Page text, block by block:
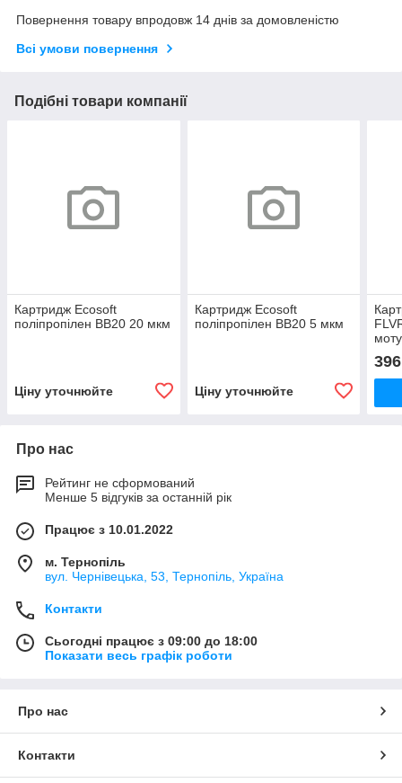
Повернення товару впродовж 14 днів за домовленістю
Всі умови повернення
Подібні товари компанії
Картридж Ecosoft
поліпропілен BB20 20 мкм
Ціну уточнюйте
Картридж Ecosoft
поліпропілен BB20 5 мкм
Ціну уточнюйте
396
Про нас
Рейтинг не сформований
Менше 5 відгуків за останній рік
Працює з 10.01.2022
м. Тернопіль
вул. Чернівецька, 53, Тернопіль, Україна
Контакти
Сьогодні працює з 09:00 до 18:00
Показати весь графік роботи
Про нас
Контакти